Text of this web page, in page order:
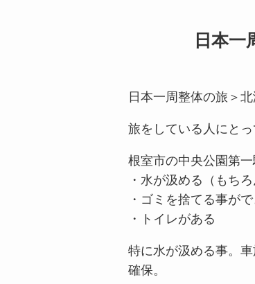
日本一
日本一周整体の旅＞
旅をしている人にと
根室市の中央公園第
・水が汲める（もちろ
・ゴミを捨てる事が
・トイレがある
特に水が汲める事。
確保。